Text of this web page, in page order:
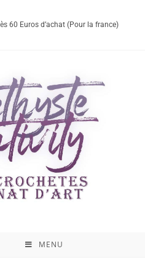
60 Euros d’achat (Pour la france)
MENU